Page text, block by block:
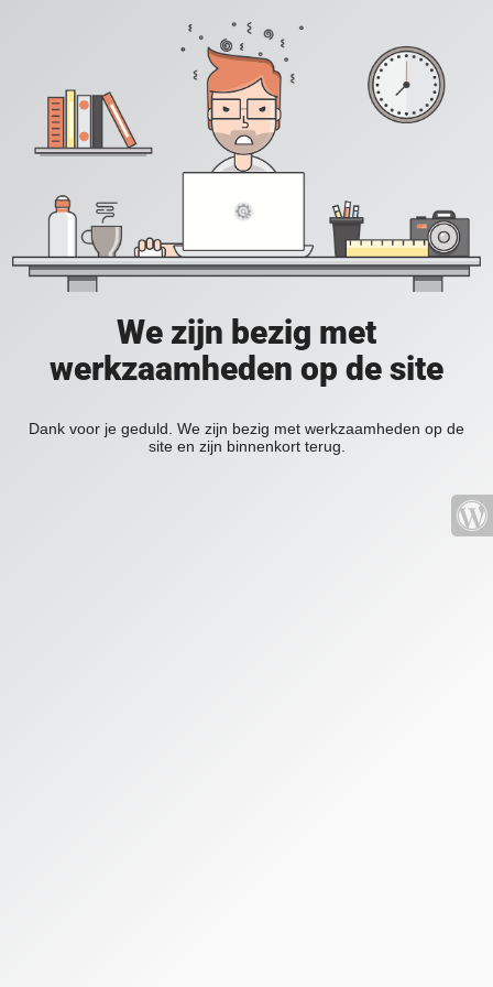
We zijn bezig met
werkzaamheden op de site
Dank voor je geduld. We zijn bezig met werkzaamheden op de
site en zijn binnenkort terug.